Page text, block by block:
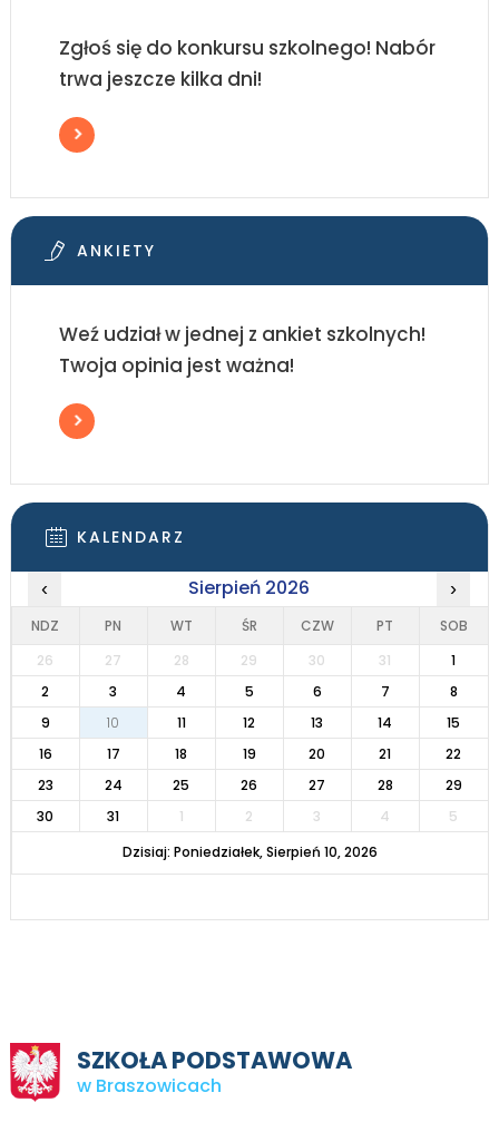
Zgłoś się do konkursu szkolnego! Nabór
trwa jeszcze kilka dni!
ANKIETY
Weź udział w jednej z ankiet szkolnych!
Twoja opinia jest ważna!
KALENDARZ
‹ Sierpień 2026 ›
NDZ PN WT ŚR CZW PT
SOB
26
27 28 29 30 31
1
2
3 4 5 6 7
8
9
10 11 12 13 14
15
16
17 18 19 20 21
22
23
24 25 26 27 28
29
30
31 1 2 3 4
5
Dzisiaj: Poniedziałek, Sierpień 10, 2026
SZKOŁA PODSTAWOWA
w Braszowicach